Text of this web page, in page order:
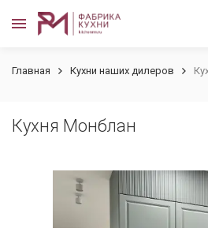
Главная Кухни наших дилеров
Кухня Монблан